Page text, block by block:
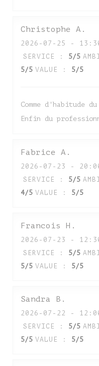
Christophe A
2026-07-25
-
SERVICE
: 5/5
5/5 VALUE : 5/5
Comme d'habitude
Enfin du
Fabrice A
2026-07-23
-
SERVICE
: 5/5
4/5 VALUE : 5/5
Francois H
2026-07-23
-
SERVICE
: 5/5
5/5 VALUE : 5/5
Sandra B
2026-07-22
-
SERVICE
: 5/5
5/5 VALUE : 5/5